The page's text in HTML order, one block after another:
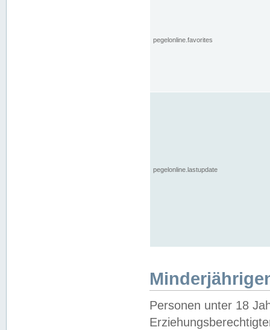
pegelonline.favorites
pegelonline.lastupdate
Personen unter 18